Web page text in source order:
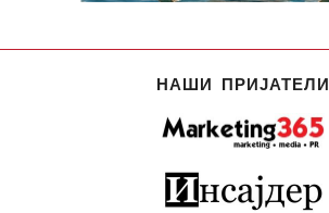
НАШИ ПРИЈАТЕЛИ